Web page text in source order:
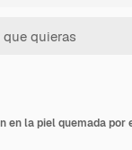
en la piel quemada por